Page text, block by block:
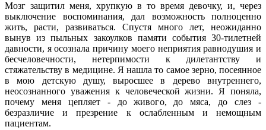
Мозг защитил меня, хрупкую в то время девочку, и, через
выключение воспоминания, дал возможность полноценно
жить, расти, развиваться. Спустя много лет, неожиданно
вынув из пыльных закоулков памяти события 30-тилетней
давности, я осознала причину моего неприятия равнодушия и
бесчеловечности, нетерпимости к дилетантству и
стяжательству в медицине. Я нашла то самое зерно, посеянное
в мою детскую душу, выросшее в дерево внутреннего,
неосознанного уважения к человеческой жизни. Я поняла,
почему меня цепляет - до живого, до мяса, до слез -
безразличие и презрение к ослабленным и немощным
пациентам.